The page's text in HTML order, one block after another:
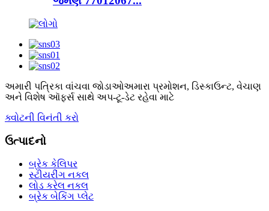
અમારી પત્રિકા વાંચવા જોડાઓઅમારા પ્રમોશન, ડિસ્કાઉન્ટ, વેચાણ
અને વિશેષ ઑફર્સ સાથે અપ-ટૂ-ડેટ રહેવા માટે
ક્વોટની વિનંતી કરો
ઉત્પાદનો
બ્રેક કેલિપર
સ્ટીયરીંગ નકલ
લોડ કરેલ નકલ
બ્રેક બેકિંગ પ્લેટ